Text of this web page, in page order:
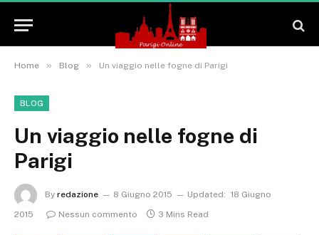
Home » Blog » Un viaggio nelle fogne di Parigi
BLOG
Un viaggio nelle fogne di
Parigi
By redazione 8 Giugno 2015 Updated: 18 Giugno
2015
Nessun commento 3 Mins Read